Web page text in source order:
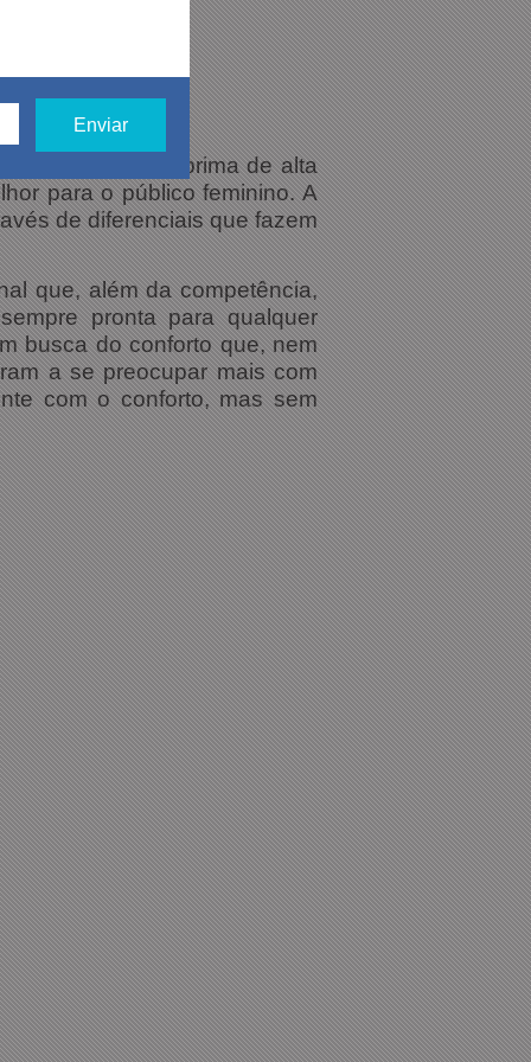
matéria prima de alta
para o público feminino. A
de diferenciais que fazem
que, além da competência,
pronta para qualquer
busca do conforto que, nem
a se preocupar mais com
com o conforto, mas sem